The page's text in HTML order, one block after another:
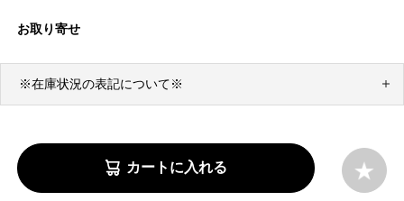
お取り寄せ
※在庫状況の表記について※
カートに入れる